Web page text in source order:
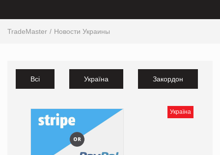
TradeMaster Новости Украины
Всі Україна Закордон
Україна